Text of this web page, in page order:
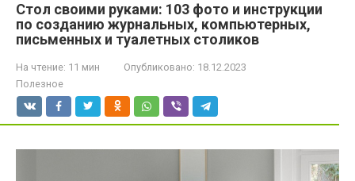
Стол своими руками: 103 фото и инструкции
по созданию журнальных, компьютерных,
письменных и туалетных столиков
На чтение: 11 мин Опубликовано: 18.12.2023
Полезное